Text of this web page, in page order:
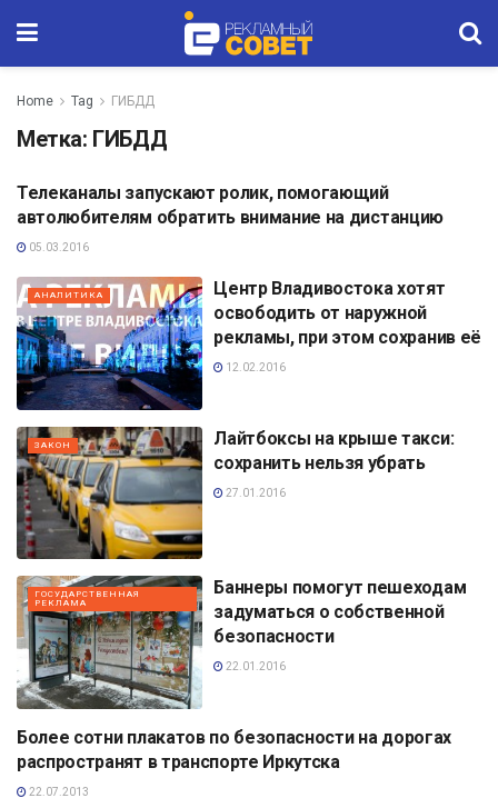
Home Tag ГИБДД
Метка: ГИБДД
ГЛАВНЫЕ НОВОСТИ
Телеканалы запускают ролик, помогающий
автолюбителям обратить внимание на дистанцию
05.03.2016
АНАЛИТИКА
Центр Владивостока хотят
освободить от наружной
рекламы, при этом сохранив её
12.02.2016
ЗАКОН
Лайтбоксы на крыше такси:
сохранить нельзя убрать
27.01.2016
ГОСУДАРСТВЕННАЯ
РЕКЛАМА
Баннеры помогут пешеходам
задуматься о собственной
безопасности
22.01.2016
АНАЛИТИКА
Более сотни плакатов по безопасности на дорогах
распространят в транспорте Иркутска
22.07.2013